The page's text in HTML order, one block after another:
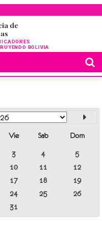
de
BOLIVIA
Vie Sab Dom
3 4
5
10 11
12
17 18
19
24 25
26
31